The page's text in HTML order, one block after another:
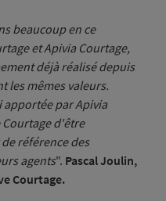
beaucoup en ce
et Apivia Courtage,
déjà réalisé depuis
les mêmes valeurs.
par Apivia
d'être
référence des
agents". Pascal Joulin,
Courtage.